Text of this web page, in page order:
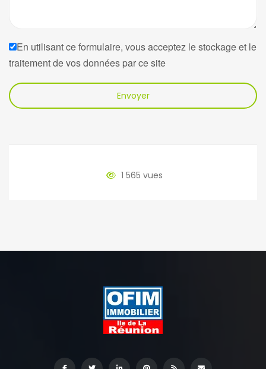
En utilisant ce formulaire, vous acceptez le stockage et le
traitement de vos données par ce site
Envoyer
1 565 vues